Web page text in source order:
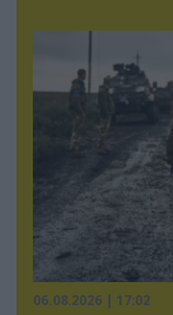
06.08.2026 | 17:02